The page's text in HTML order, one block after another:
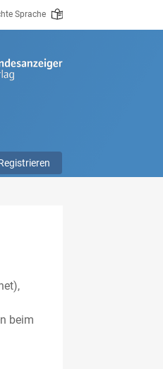
Sprache
beim